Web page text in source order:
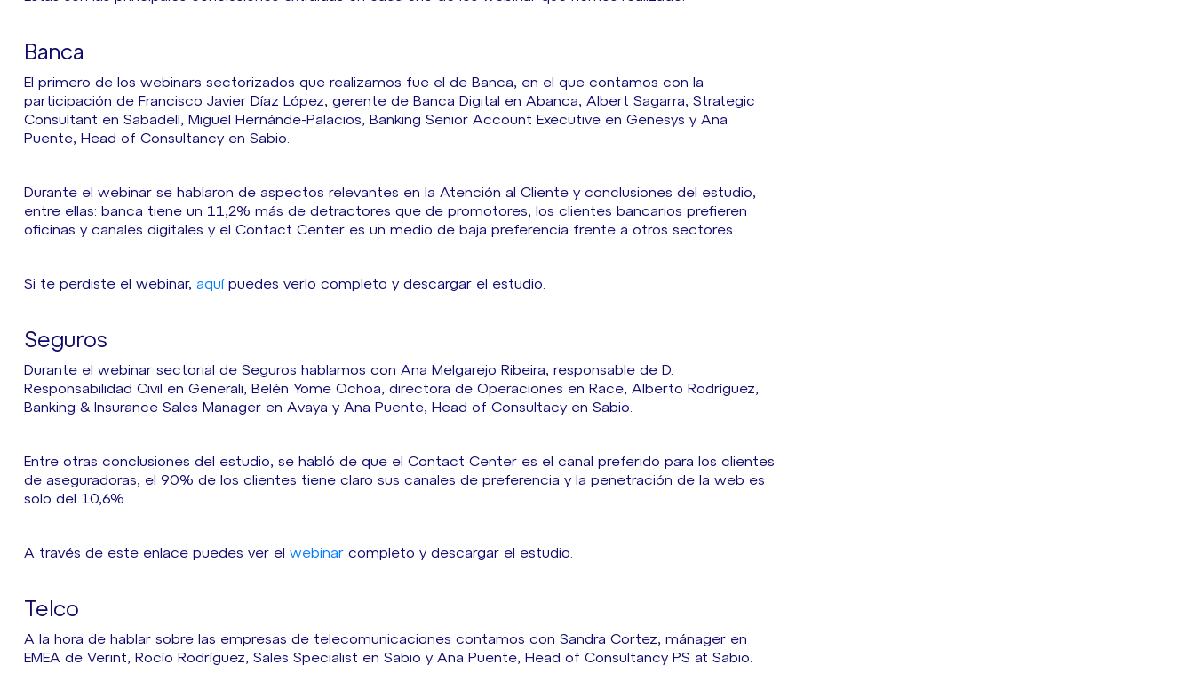
Banca
El primero de los webinars sectorizados que realizamos fue el de Banca, en el que contamos con la
participación de Francisco Javier Díaz López, gerente de Banca Digital en Abanca, Albert Sagarra, Strategic
Consultant en Sabadell, Miguel Hernánde-Palacios, Banking Senior Account Executive en Genesys y Ana
Puente, Head of Consultancy en Sabio.
Durante el webinar se hablaron de aspectos relevantes en la Atención al Cliente y conclusiones del estudio,
entre ellas: banca tiene un 11,2% más de detractores que de promotores, los clientes bancarios prefieren
oficinas y canales digitales y el Contact Center es un medio de baja preferencia frente a otros sectores.
Si te perdiste el webinar, aquí puedes verlo completo y descargar el estudio.
Seguros
Durante el webinar sectorial de Seguros hablamos con Ana Melgarejo Ribeira, responsable de D.
Responsabilidad Civil en Generali, Belén Yome Ochoa, directora de Operaciones en Race, Alberto Rodríguez,
Banking & Insurance Sales Manager en Avaya y Ana Puente, Head of Consultacy en Sabio.
Entre otras conclusiones del estudio, se habló de que el Contact Center es el canal preferido para los clientes
de aseguradoras, el 90% de los clientes tiene claro sus canales de preferencia y la penetración de la web es
solo del 10,6%.
A través de este enlace puedes ver el webinar completo y descargar el estudio.
Telco
A la hora de hablar sobre las empresas de telecomunicaciones contamos con Sandra Cortez, mánager en
EMEA de Verint, Rocío Rodríguez, Sales Specialist en Sabio y Ana Puente, Head of Consultancy PS at Sabio.